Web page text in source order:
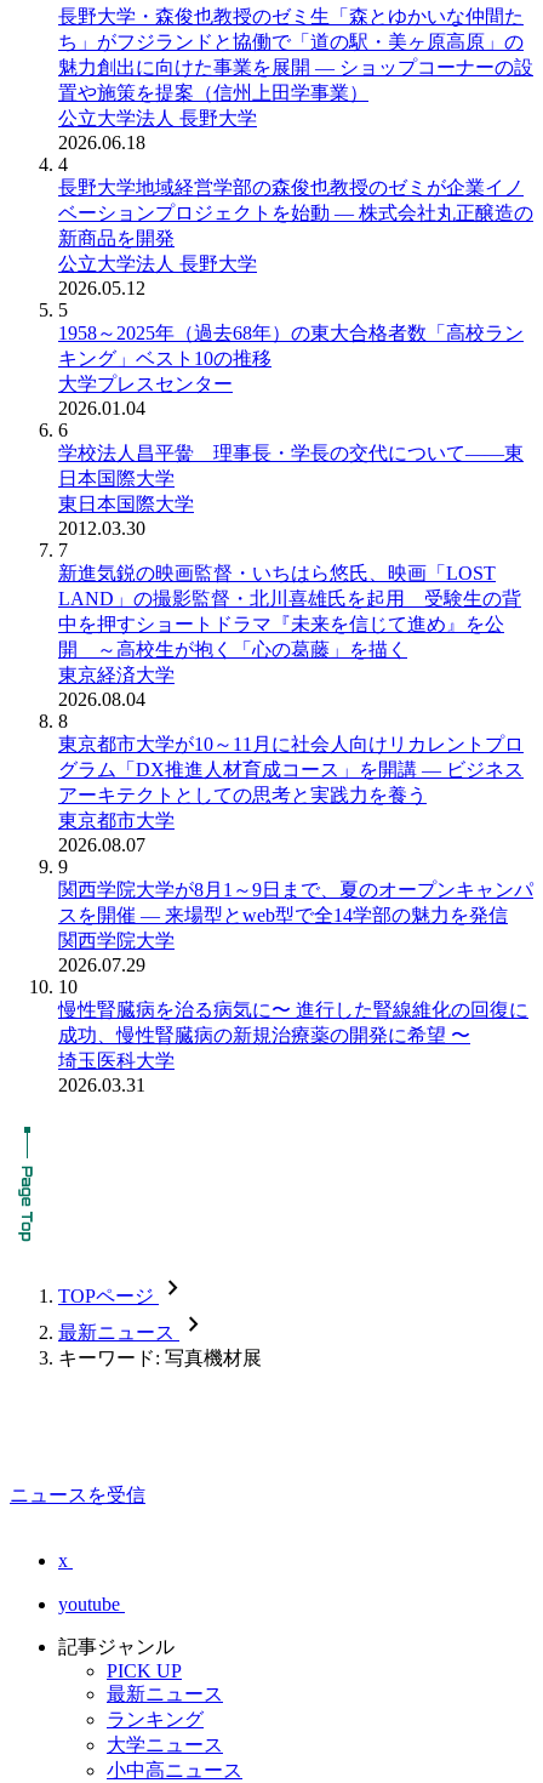
長野大学・森俊也教授のゼミ生「森とゆかいな仲間た
ち」がフジランドと協働で「道の駅・美ヶ原高原」の
魅力創出に向けた事業を展開 ― ショップコーナーの設
置や施策を提案（信州上田学事業）
公立大学法人 長野大学
2026.06.18
4
長野大学地域経営学部の森俊也教授のゼミが企業イノ
ベーションプロジェクトを始動 ― 株式会社丸正醸造の
新商品を開発
公立大学法人 長野大学
2026.05.12
5
1958～2025年（過去68年）の東大合格者数「高校ラン
キング」ベスト10の推移
大学プレスセンター
2026.01.04
6
学校法人昌平黌 理事長・学長の交代について――東
日本国際大学
東日本国際大学
2012.03.30
7
新進気鋭の映画監督・いちはら悠氏、映画「LOST
LAND」の撮影監督・北川喜雄氏を起用 受験生の背
中を押すショートドラマ『未来を信じて進め』を公
開 ～高校生が抱く「心の葛藤」を描く
東京経済大学
2026.08.04
8
東京都市大学が10～11月に社会人向けリカレントプロ
グラム「DX推進人材育成コース」を開講 ― ビジネス
アーキテクトとしての思考と実践力を養う
東京都市大学
2026.08.07
9
関西学院大学が8月1～9日まで、夏のオープンキャンパ
スを開催 ― 来場型とweb型で全14学部の魅力を発信
関西学院大学
2026.07.29
10
慢性腎臓病を治る病気に〜 進行した腎線維化の回復に
成功、慢性腎臓病の新規治療薬の開発に希望 〜
埼玉医科大学
2026.03.31
TOPページ chevron_forward
最新ニュース chevron_forward
キーワード: 写真機材展
ニュースを受信
x
youtube
記事ジャンル
PICK UP
最新ニュース
ランキング
大学ニュース
小中高ニュース